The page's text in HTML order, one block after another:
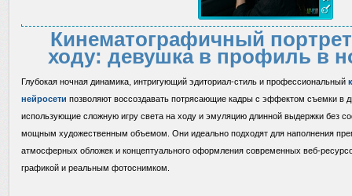
Кинематографичный
ходу: девушка в профиль в
Глубокая ночная динамика, интригующий эдиториал-стиль и профессиональный
нейросети позволяют воссоздавать потрясающие кадры с эффектом съемки
использующие сложную игру света на ходу и эмуляцию длинной выдержки без
мощным художественным объемом. Они идеально подходят для наполнения
атмосферных обложек и концептуального оформления современных веб-
графикой и реальным фотоснимком.